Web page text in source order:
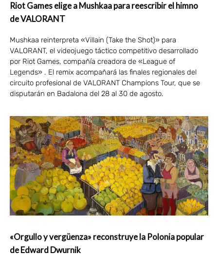
Riot Games elige a Mushkaa para reescribir el himno
de VALORANT
Mushkaa reinterpreta «Villain (Take the Shot)» para
VALORANT, el videojuego táctico competitivo desarrollado
por Riot Games, compañía creadora de «League of
Legends» . El remix acompañará las finales regionales del
circuito profesional de VALORANT Champions Tour, que se
disputarán en Badalona del 28 al 30 de agosto.
«Orgullo y vergüenza» reconstruye la Polonia popular
de Edward Dwurnik